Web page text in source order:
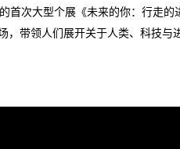
首次大型个展《未来的你：行走
带领人们展开关于人类、科技与